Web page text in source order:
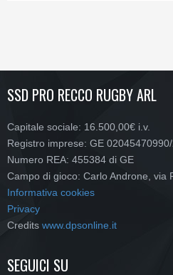
SSD PRO RECCO RUGBY ARL
Capitale sociale: 16.500,00€ i.v.
Registro imprese: GE 02045470990/
Numero REA: 455384 di GE
Campo di gioco: Carlo Androne, via
Informativa cookies
Privacy
Credits www.dpsonline.it
SEGUICI SU